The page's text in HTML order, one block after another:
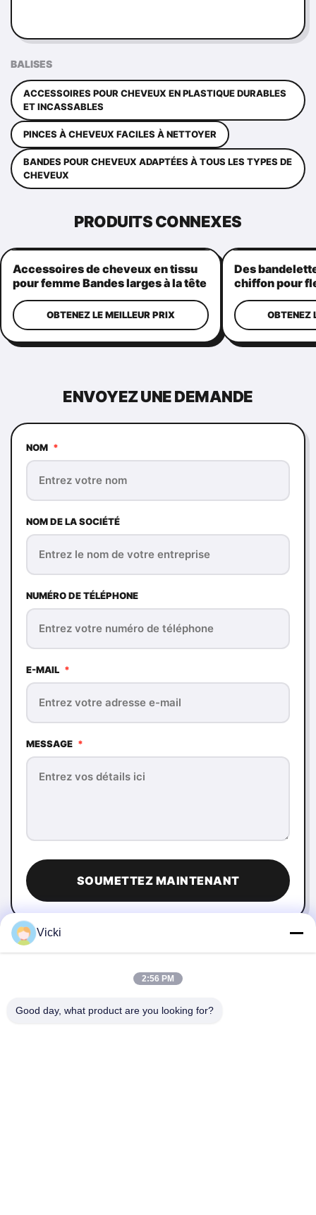
BALISES
ACCESSOIRES POUR CHEVEUX EN PLASTIQUE DURABLES
ET INCASSABLES
PINCES À CHEVEUX FACILES À NETTOYER
BANDES POUR CHEVEUX ADAPTÉES À TOUS LES TYPES DE
CHEVEUX
PRODUITS CONNEXES
Accessoires de cheveux en tissu
pour femme Bandes larges à la tête
OBTENEZ LE MEILLEUR PRIX
Des
chiffon pour
crêpes
coton.OBTENEZ
ENVOYEZ UNE DEMANDE
NOM *
NOM DE LA SOCIÉTÉ
NUMÉRO DE TÉLÉPHONE
E-MAIL *
MESSAGE *
SOUMETTEZ MAINTENANT
Vicki
2:56 PM
Good day, what product are you looking for?